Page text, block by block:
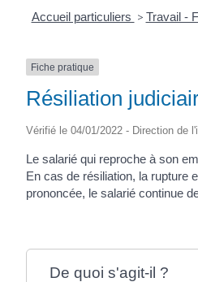
Accueil particuliers > Travail -
Fiche pratique
Résiliation
Vérifié le 04/01/2022 - Direction de
Le salarié qui reproche à son
En cas de résiliation, la rupture
prononcée, le salarié continue
De quoi s'agit-il ?